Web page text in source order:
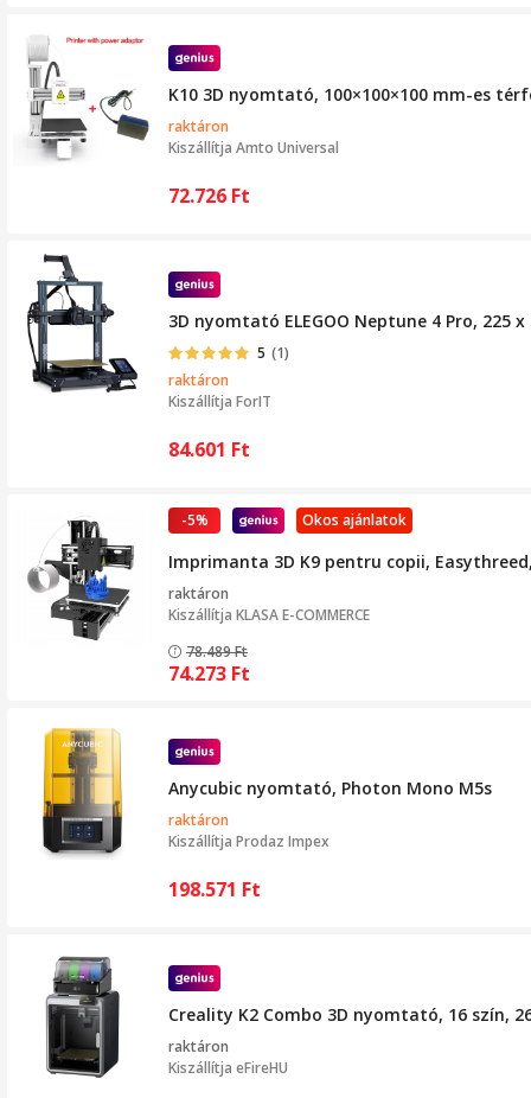
K10 3D nyomtató, 100×100×100 mm-es
raktáron
Kiszállítja Amto Universal
72.726 Ft
3D nyomtató ELEGOO Neptune 4 Pro, 225
5 (1)
raktáron
Kiszállítja ForIT
84.601 Ft
Okos ajánlatok
-5%
Imprimanta 3D K9 pentru copii,
raktáron
Kiszállítja KLASA E-COMMERCE
78.489Ft
74.273 Ft
Anycubic nyomtató, Photon Mono M5s
raktáron
Kiszállítja Prodaz Impex
198.571 Ft
Creality K2 Combo 3D nyomtató, 16 szín,
raktáron
Kiszállítja eFireHU